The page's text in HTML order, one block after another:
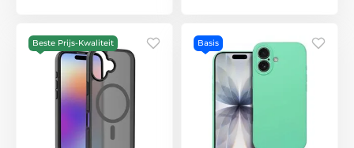
Beste Prijs-Kwaliteit Basis